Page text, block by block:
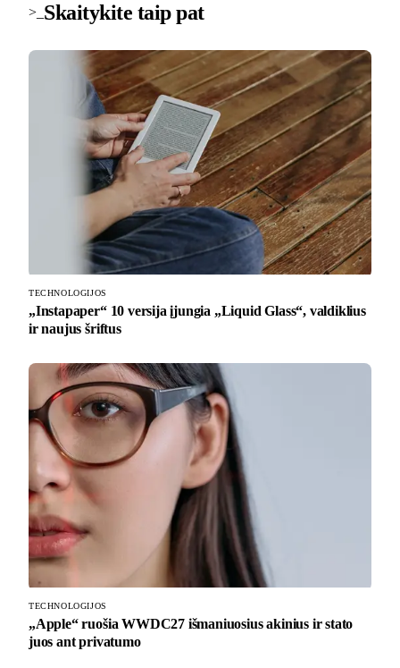
>_ Skaitykite taip pat
TECHNOLOGIJOS
„Instapaper“ 10 versija įjungia „Liquid Glass“, valdiklius
ir naujus šriftus
TECHNOLOGIJOS
„Apple“ ruošia WWDC27 išmaniuosius akinius ir stato
juos ant privatumo